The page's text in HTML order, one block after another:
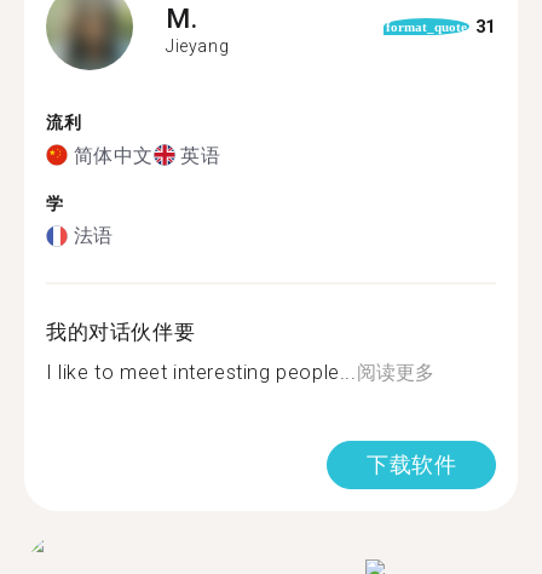
M.
Jieyang
format_quote 31
流利
简体中文 英语
学
法语
我的对话伙伴要
I like to meet interesting people...阅读更多
下载软件